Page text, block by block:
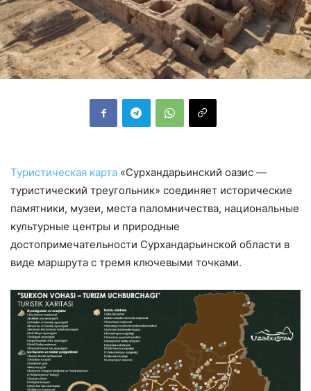
Туристическая карта «Сурхандарьинский оазис —
туристический треугольник» соединяет исторические
памятники, музеи, места паломничества, национальные
культурные центры и природные
достопримечательности Сурхандарьинской области в
виде маршрута с тремя ключевыми точками.